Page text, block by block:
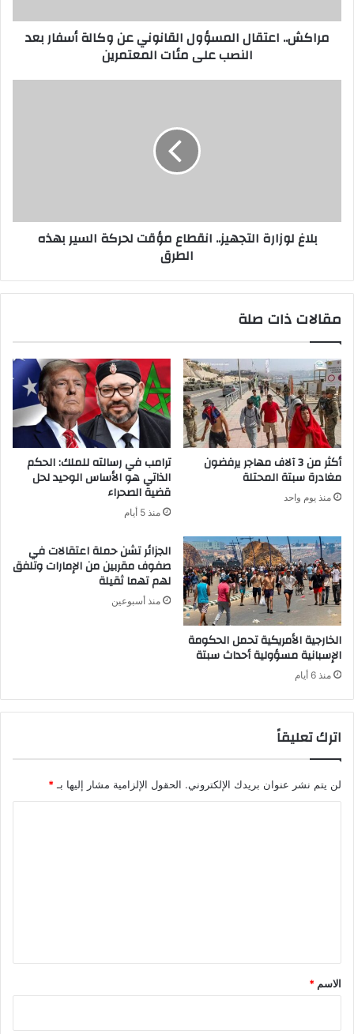
ر
مراكش.. اعتقال المسؤول القانوني عن وكالة أسفار بعد
النصب على مئات المعتمرين
بلاغ لوزارة التجهيز.. انقطاع مؤقت لحركة السير بهذه
الطرق
مقالات ذات صلة
أكثر من 3 آلاف مهاجر يرفضون
مغادرة سبتة المحتلة
منذ يوم واحد
ترامب في رسالته للملك: الحكم
الذاتي هو الأساس الوحيد لحل
قضية الصحراء
منذ 5 أيام
الخارجية الأمريكية تحمل الحكومة
الإسبانية مسؤولية أحداث سبتة
منذ 6 أيام
الجزائر تشن حملة اعتقالات في
صفوف مقربين من الإمارات وتلفق
لهم تهما ثقيلة
منذ أسبوعين
اترك تعليقاً
لن يتم نشر عنوان بريدك الإلكتروني. الحقول الإلزامية مشار إليها بـ *
*
الاسم *